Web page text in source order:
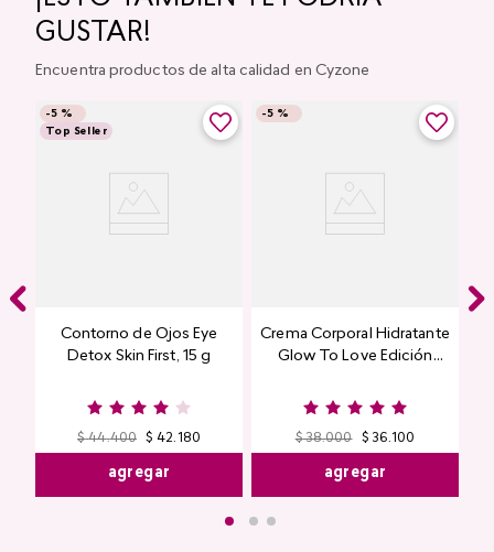
GUSTAR!
Encuentra productos de alta calidad en Cyzone
-5 %
Top Seller
Contorno de Ojos Eye
Detox Skin First, 15 g
$ 44.400 $ 42.180
agregar
-5 %
Crema Corporal Hidratante
Glow To Love Edición
$ 38.000 $ 36.100
agregar